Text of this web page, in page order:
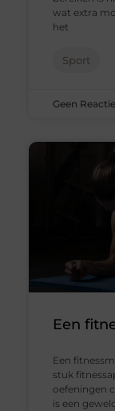
wat extra
het
Sport
Geen
Een
Een
stuk
oefeningen
is een